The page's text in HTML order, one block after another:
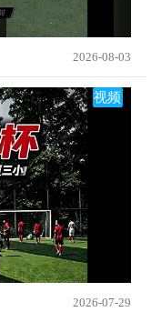
2026-08-03
视频
2026-07-29